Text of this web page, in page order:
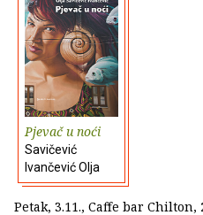
Pjevač u noći
Savičević
Ivančević Olja
Petak, 3.11., Caffe bar Chilton,